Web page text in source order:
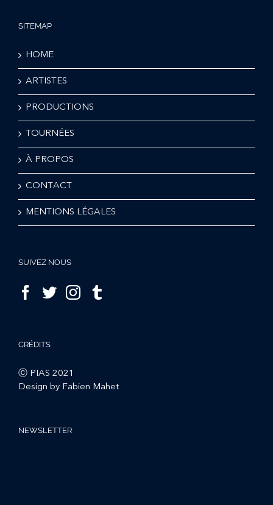
SITEMAP
HOME
ARTISTES
PRODUCTIONS
TOURNÉES
À PROPOS
CONTACT
MENTIONS LÉGALES
SUIVEZ NOUS
CRÉDITS
ⓒ PIAS 2021
Design by Fabien Mahet
NEWSLETTER